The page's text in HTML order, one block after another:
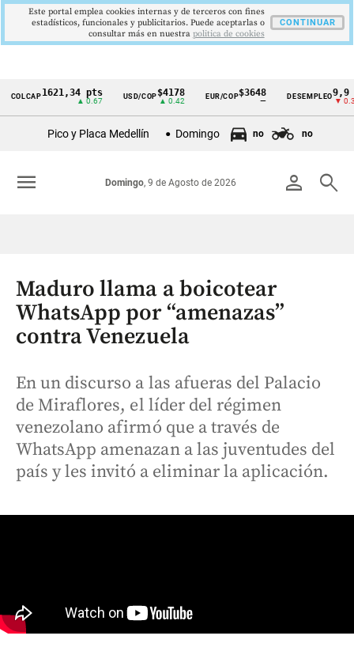
Cintillo
Colombia
1621,34 pts USD/COP$4178
▲ 0.42
EUR/COP$3648
—
DESEMPLEO9,9 %
▼ 0.30
Pico y Placa Medellín Domingo no no
person search
Domingo, 9 de Agosto de 2026
menu
Maduro llama a boicotear
WhatsApp por “amenazas”
contra Venezuela
En un discurso a las afueras del Palacio
de Miraflores, el líder del régimen
venezolano afirmó que a través de
WhatsApp amenazan a las juventudes del
país y les invitó a eliminar la aplicación.
Este portal emplea cookies internas y de terceros con fines
estadísticos, funcionales y publicitarios. Puede aceptarlas o
consultar más en nuestra politica de cookies
CONTINUAR